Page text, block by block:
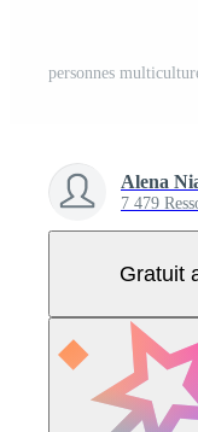
Alena
7 479
Gratuit